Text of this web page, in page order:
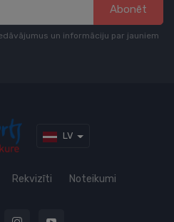
Abonēt
un informāciju par jauniem
LV
Rekvizīti Noteikumi